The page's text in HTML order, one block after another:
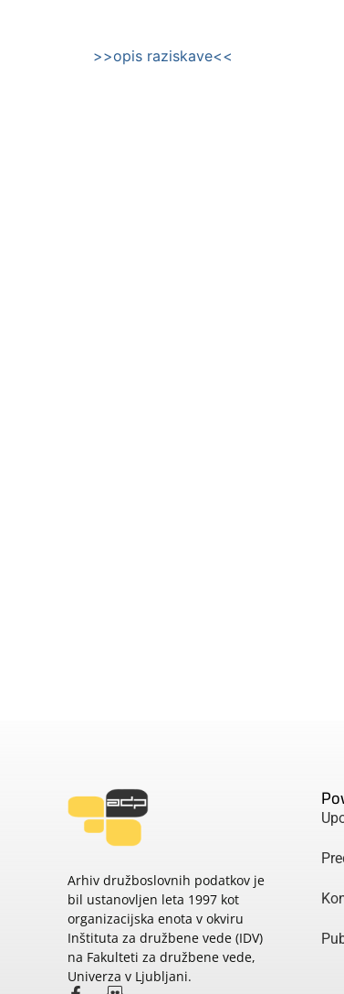
>>opis raziskave<<
Arhiv družboslovnih podatkov je
bil ustanovljen leta 1997 kot
organizacijska enota v okviru
Inštituta za družbene vede (IDV)
na Fakulteti za družbene vede,
Univerza v Ljubljani.